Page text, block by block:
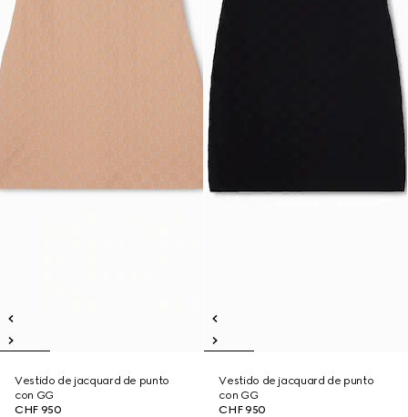
Vestido de jacquard de punto
con GG
CHF 950
Vestido de jacquard de punto
con GG
CHF 950